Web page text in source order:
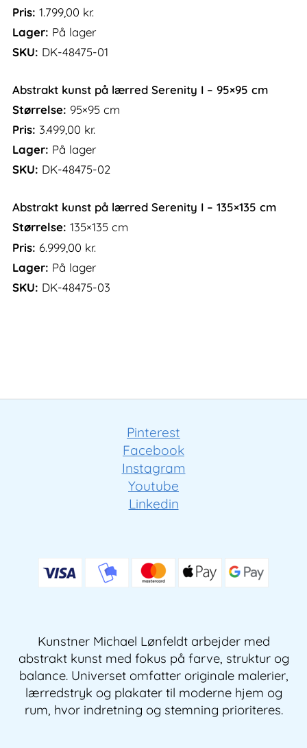
Pris: 1.799,00 kr.
Lager: På lager
SKU: DK-48475-01
Abstrakt kunst på lærred Serenity I – 95×95 cm
Størrelse: 95×95 cm
Pris: 3.499,00 kr.
Lager: På lager
SKU: DK-48475-02
Abstrakt kunst på lærred Serenity I – 135×135 cm
Størrelse: 135×135 cm
Pris: 6.999,00 kr.
Lager: På lager
SKU: DK-48475-03
Pinterest
Facebook
Instagram
Youtube
Linkedin
Kunstner Michael Lønfeldt arbejder med
abstrakt kunst med fokus på farve, struktur og
balance. Universet omfatter originale malerier,
lærredstryk og plakater til moderne hjem og
rum, hvor indretning og stemning prioriteres.